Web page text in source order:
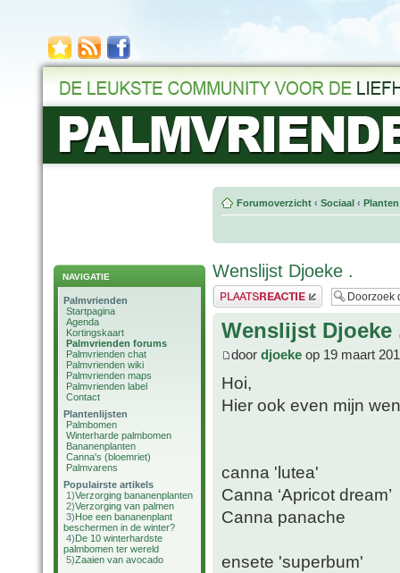
NAVIGATIE
Palmvrienden
Startpagina
Agenda
Kortingskaart
Palmvrienden forums
Palmvrienden chat
Palmvrienden wiki
Palmvrienden maps
Palmvrienden label
Contact
Plantenlijsten
Palmbomen
Winterharde palmbomen
Bananenplanten
Canna's (bloemriet)
Palmvarens
Populairste artikels
1)Verzorging bananenplanten
2)Verzorging van palmen
3)Hoe een bananenplant
beschermen in de winter?
4)De 10 winterhardste
palmbomen ter wereld
5)Zaaien van avocado
Forumoverzicht ‹ Sociaal ‹
Wenslijst Djoeke .
Plaats een reactie
Wenslijst Djoeke
door djoeke op 19 maart
Hoi,
Hier ook even mijn
canna 'lutea'
Canna ‘Apricot dream’
Canna panache
ensete 'superbum'